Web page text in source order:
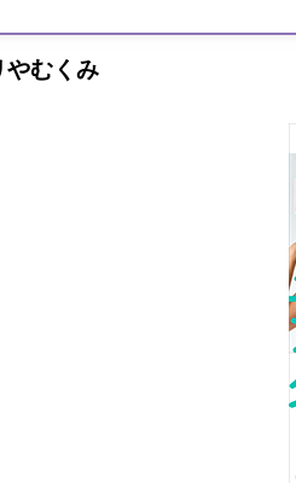
やむくみ